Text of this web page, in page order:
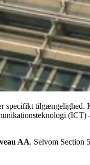
specifikt
AA. Selvom Section